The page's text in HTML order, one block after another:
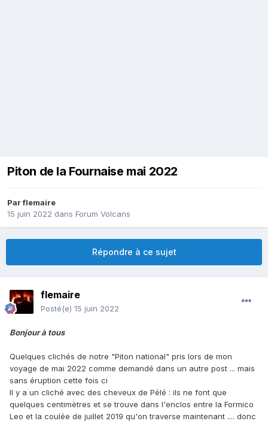
Piton de la Fournaise mai 2022
Parflemaire
15 juin 2022 dans Forum Volcans
Répondre à ce sujet
flemaire
Posté(e) 15 juin 2022
Bonjour à tous
Quelques clichés de notre "Piton national" pris lors de mon
voyage de mai 2022 comme demandé dans un autre post ... mais
sans éruption cette fois ci
Il y a un cliché avec des cheveux de Pélé : ils ne font que
quelques centimètres et se trouve dans l'enclos entre la Formico
Leo et la coulée de juillet 2019 qu'on traverse maintenant .... donc